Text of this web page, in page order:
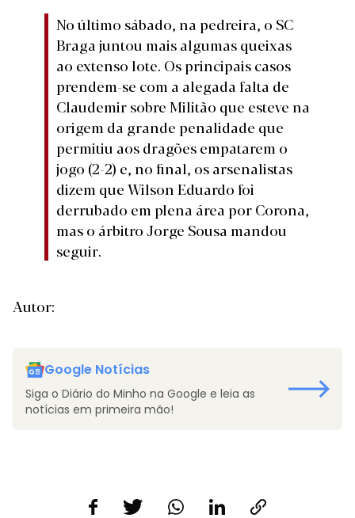
No último sábado, na pedreira, o SC
Braga juntou mais algumas queixas
ao extenso lote. Os principais casos
prendem-se com a alegada falta de
Claudemir sobre Militão que esteve na
origem da grande penalidade que
permitiu aos dragões empatarem o
jogo (2-2) e, no final, os arsenalistas
dizem que Wilson Eduardo foi
derrubado em plena área por Corona,
mas o árbitro Jorge Sousa mandou
seguir.
Autor:
Google Notícias
Siga o Diário do Minho na Google e leia as
notícias em primeira mão!